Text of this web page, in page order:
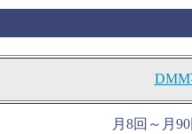
月8回～月